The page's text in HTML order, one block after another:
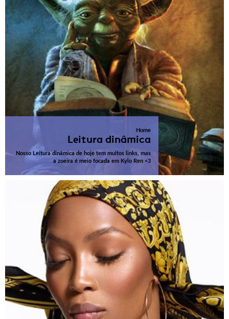
Home
Leitura dinâmica
Nosso Leitura dinâmica de hoje tem muitos links, mas
a zoeira é meio focada em Kylo Ren <3